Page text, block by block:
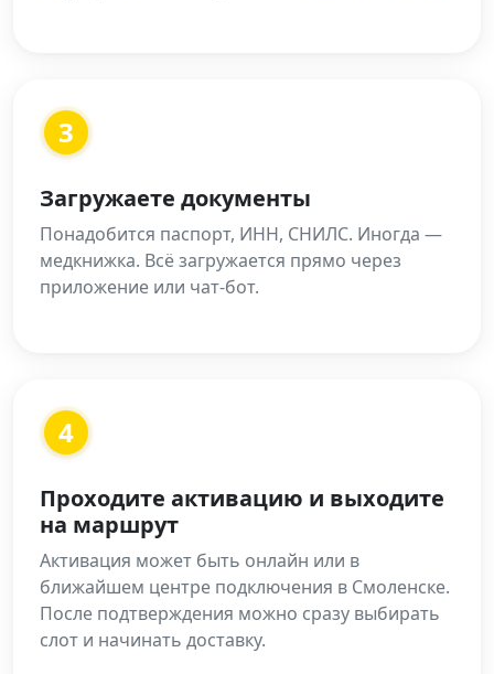
3
Загружаете документы
Понадобится паспорт, ИНН, СНИЛС. Иногда —
медкнижка. Всё загружается прямо через
приложение или чат-бот.
4
Проходите активацию и выходите
на маршрут
Активация может быть онлайн или в
ближайшем центре подключения в Смоленске.
После подтверждения можно сразу выбирать
слот и начинать доставку.